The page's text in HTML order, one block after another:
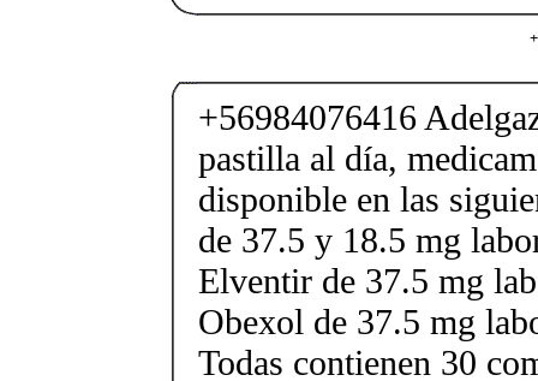
+56984076416
pastilla al día,
disponible en las
de 37.5 y 18.5 mg
Elventir de 37.5 mg
Obexol de 37.5 mg
Todas contienen 30